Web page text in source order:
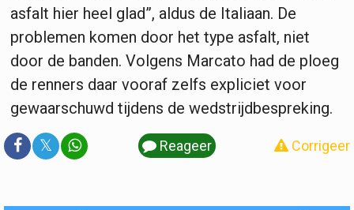
asfalt hier heel glad”, aldus de Italiaan. De
problemen komen door het type asfalt, niet
door de banden. Volgens Marcato had de ploeg
de renners daar vooraf zelfs expliciet voor
gewaarschuwd tijdens de wedstrijdbespreking.
𝕏 Reageer Corrigeer